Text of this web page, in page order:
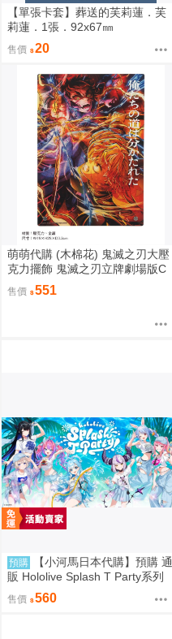
【單張卡套】葬送的芙莉蓮．芙
莉蓮．1張．92x67㎜
售價 20
萌萌代購 (木棉花) 鬼滅之刃大壓
克力擺飾 鬼滅之刃立牌劇場版C
款(善逸+獪岳)
售價 551
預購
【小河馬日本代購】預購 通
販 Hololive Splash T Party系列
售價 560